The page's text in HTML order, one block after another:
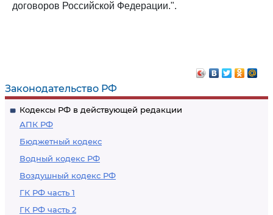
Законодательство РФ
Кодексы РФ в действующей редакции
АПК РФ
Бюджетный кодекс
Водный кодекс РФ
Воздушный кодекс РФ
ГК РФ часть 1
ГК РФ часть 2
договоров Российской Федерации.".